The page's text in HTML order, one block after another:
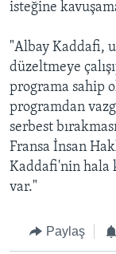
isteğine
"Albay Kaddafi,
düzeltmeye
programa sahip
programdan
serbest
Fransa İnsan
Kaddafi'nin hala
var."
Paylaş